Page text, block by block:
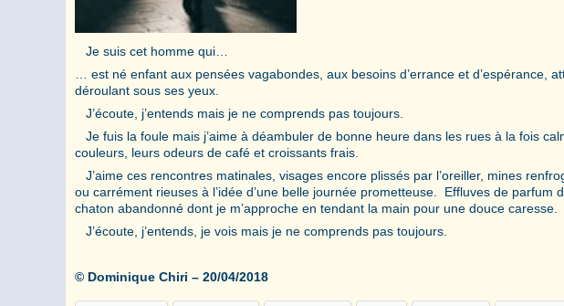
Je suis cet homme qui…
… est né enfant aux pensées vagabondes, aux besoins d’errance et d’espérance,
déroulant sous ses yeux.
J’écoute, j’entends mais je ne comprends pas toujours.
Je fuis la foule mais j’aime à déambuler de bonne heure dans les rues à la fois
couleurs, leurs odeurs de café et croissants frais.
J’aime ces rencontres matinales, visages encore plissés par l’oreiller, mines
ou carrément rieuses à l’idée d’une belle journée prometteuse. Effluves de parfum
chaton abandonné dont je m’approche en tendant la main pour une douce caresse.
J’écoute, j’entends, je vois mais je ne comprends pas toujours.
© Dominique Chiri – 20/04/2018